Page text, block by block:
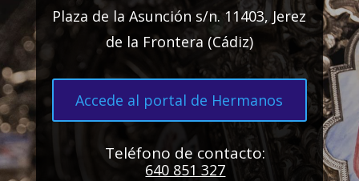
Plaza de la Asunción s/n. 11403, Jerez
de la Frontera (Cádiz)
Accede al portal de Hermanos
Teléfono de contacto:
640 851 327